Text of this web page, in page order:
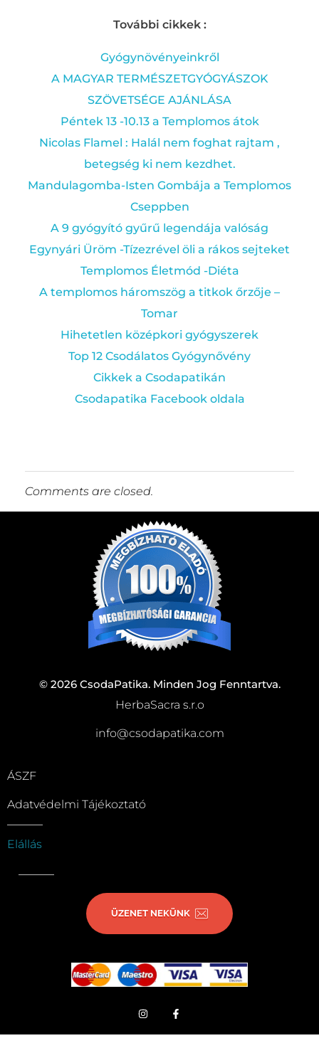
További cikkek :
Gyógynövényeinkről
A MAGYAR TERMÉSZETGYÓGYÁSZOK
SZÖVETSÉGE AJÁNLÁSA
Péntek 13 -10.13 a Templomos átok
Nicolas Flamel : Halál nem foghat rajtam ,
betegség ki nem kezdhet.
Mandulagomba-Isten Gombája a Templomos
Cseppben
A 9 gyógyító gyűrű legendája valóság
Egynyári Üröm -Tízezrével öli a rákos sejteket
Templomos Életmód -Diéta
A templomos háromszög a titkok őrzője –
Tomar
Hihetetlen középkori gyógyszerek
Top 12 Csodálatos Gyógynővény
Cikkek a Csodapatikán
Csodapatika Facebook oldala
Comments are closed.
© 2026 CsodaPatika. Minden Jog Fenntartva.
HerbaSacra s.r.o
info@csodapatika.com
ÁSZF
Adatvédelmi Tájékoztató
Elállás
ÜZENET NEKÜNK